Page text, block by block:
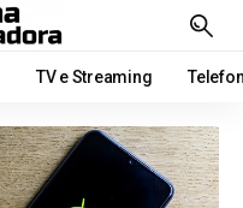
TV e Streaming